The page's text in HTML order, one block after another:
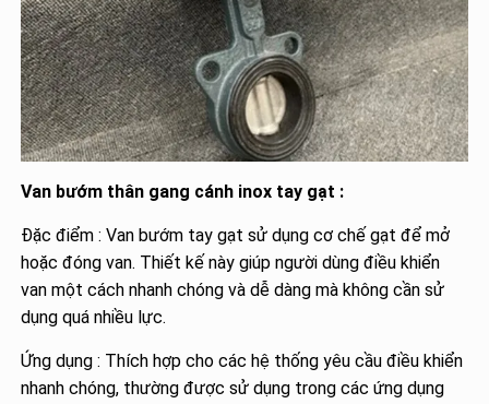
Van bướm thân gang cánh inox tay gạt :
Đặc điểm : Van bướm tay gạt sử dụng cơ chế gạt để mở
hoặc đóng van. Thiết kế này giúp người dùng điều khiển
van một cách nhanh chóng và dễ dàng mà không cần sử
dụng quá nhiều lực.
Ứng dụng : Thích hợp cho các hệ thống yêu cầu điều khiển
nhanh chóng, thường được sử dụng trong các ứng dụng